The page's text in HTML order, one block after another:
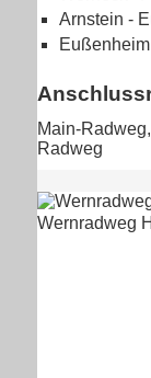
Arnstein -
Main-
Radweg
Wernradweg